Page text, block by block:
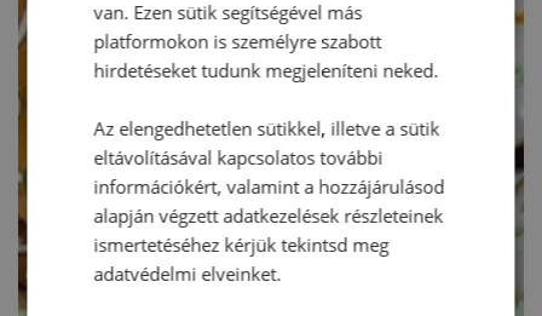
van. Ezen sütik segítségével más
platformokon is személyre szabott
hirdetéseket tudunk megjeleníteni neked.
Az elengedhetetlen sütikkel, illetve a sütik
eltávolításával kapcsolatos további
információkért, valamint a hozzájárulásod
alapján végzett adatkezelések részleteinek
ismertetéséhez kérjük tekintsd meg
adatvédelmi elveinket.